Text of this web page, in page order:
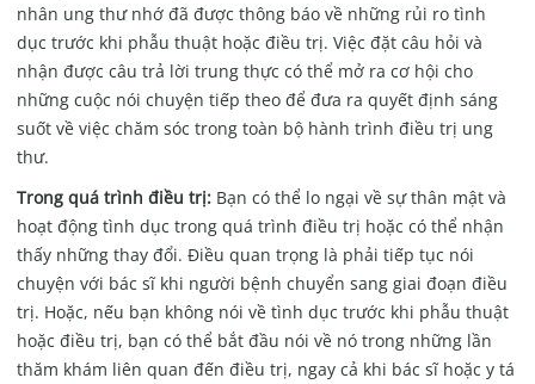
nhân ung thư nhớ đã được thông báo về những rủi ro tình
dục trước khi phẫu thuật hoặc điều trị. Việc đặt câu hỏi và
nhận được câu trả lời trung thực có thể mở ra cơ hội cho
những cuộc nói chuyện tiếp theo để đưa ra quyết định sáng
suốt về việc chăm sóc trong toàn bộ hành trình điều trị ung
thư.
Trong quá trình điều trị:Bạn có thể lo ngại về sự thân mật và
hoạt động tình dục trong quá trình điều trị hoặc có thể nhận
thấy những thay đổi. Điều quan trọng là phải tiếp tục nói
chuyện với bác sĩ khi người bệnh chuyển sang giai đoạn điều
trị. Hoặc, nếu bạn không nói về tình dục trước khi phẫu thuật
hoặc điều trị, bạn có thể bắt đầu nói về nó trong những lần
thăm khám liên quan đến điều trị, ngay cả khi bác sĩ hoặc y tá